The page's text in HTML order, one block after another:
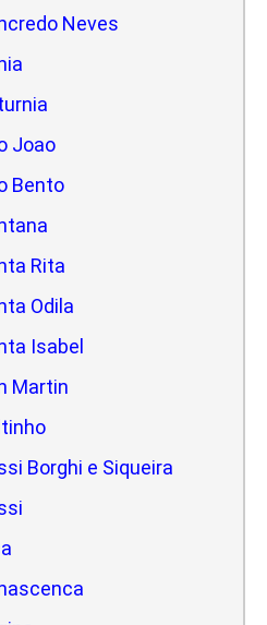
Neves
Joao
Bento
Rita
Odila
Isabel
Martin
Borghi e Siqueira